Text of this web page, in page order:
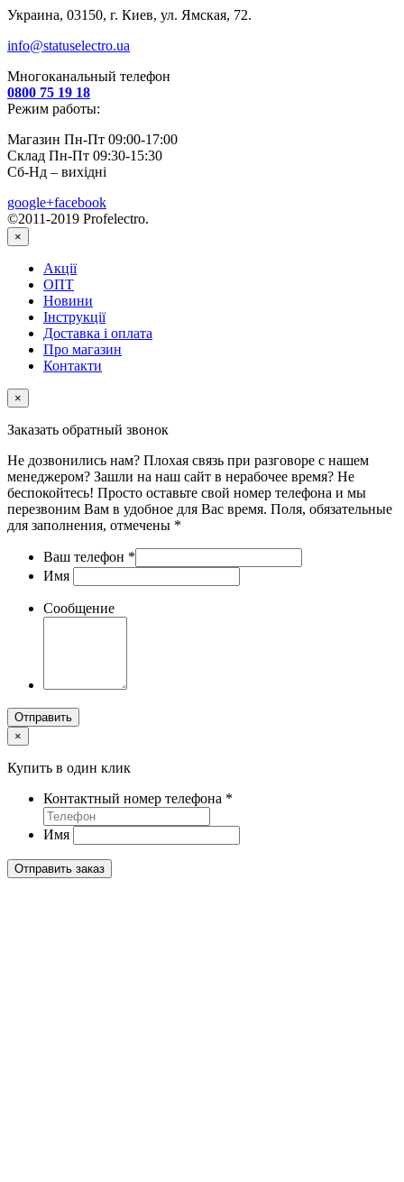
Украина, 03150, г. Киев, ул. Ямская, 72.
info@statuselectro.ua
Многоканальный телефон
0800 75 19 18
Режим работы:
Магазин Пн-Пт 09:00-17:00
Склад Пн-Пт 09:30-15:30
Сб-Нд – вихідні
google+facebook
©2011-2019 Profelectro.
×
Акції
ОПТ
Новини
Інструкції
Доставка і оплата
Про магазин
Контакти
×
Заказать обратный звонок
Не дозвонились нам? Плохая связь при разговоре с нашем
менеджером? Зашли на наш сайт в нерабочее время? Не
беспокойтесь! Просто оставьте свой номер телефона и мы
перезвоним Вам в удобное для Вас время. Поля, обязательные
для заполнения, отмечены *
Ваш телефон *
Имя
Сообщение
Отправить
×
Купить в один клик
Контактный номер телефона *
Имя
Отправить заказ